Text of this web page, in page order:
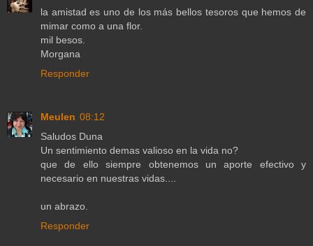
la amistad es uno de los más bellos tesoros que hemos de
mimar como a una flor.
mil besos.
Morgana
Responder
Meulen 08:12
Saludos Duna
Un sentimiento demas valioso en la vida no?
que de ello siempre obtenemos un aporte efectivo y
necesario en nuestras vidas....
un abrazo.
Responder